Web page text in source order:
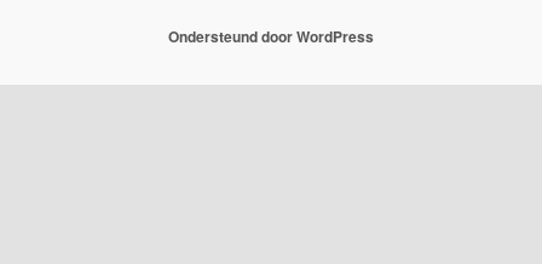
Ondersteund door WordPress